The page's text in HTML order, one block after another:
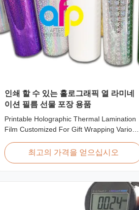
인쇄 할 수 있는 홀로그래픽 열 라미네
이션 필름 선물 포장 용품
Printable Holographic Thermal Lamination
Film Customized For Gift Wrapping Various
Film for Gift Wrapping Our comprehensive
range of holographic thermal lamination
specifically for gift wrapping applications.
최고의 가격을 얻으십시오